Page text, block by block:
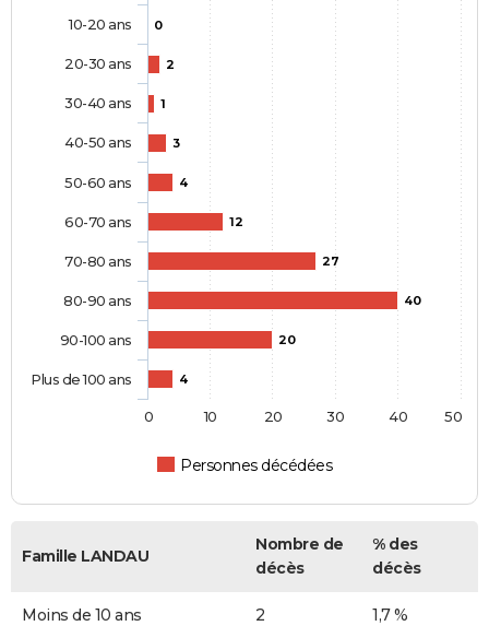
0
2
1
3
4
12
27
40
20
4
Personnes décédées
10-20 ans
20-30 ans
30-40 ans
40-50 ans
50-60 ans
60-70 ans
70-80 ans
80-90 ans
90-100 ans
Plus de 100 ans
0 10 20 30 40 50
Famille LANDAU
Nombre de
décès
% des
décès
Moins de 10 ans 2 1,7 %